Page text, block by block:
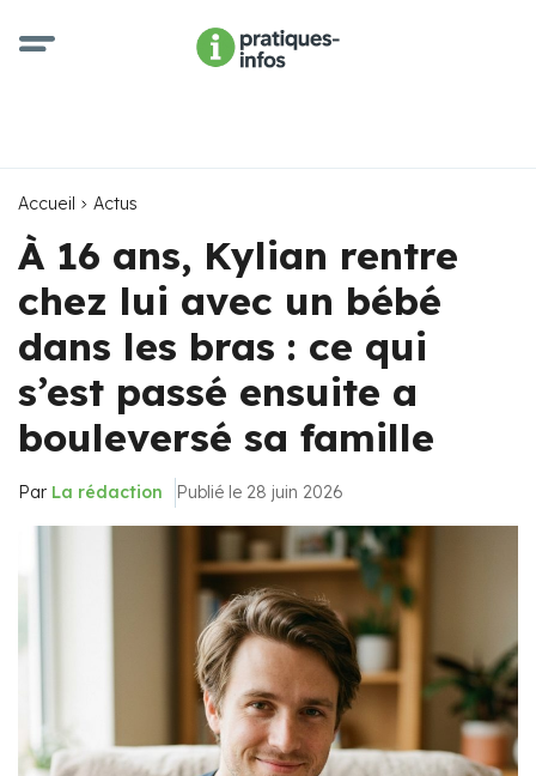
Accueil Actus
À 16 ans, Kylian rentre
chez lui avec un bébé
dans les bras : ce qui
s’est passé ensuite a
bouleversé sa famille
Par La rédaction Publié le 28 juin 2026